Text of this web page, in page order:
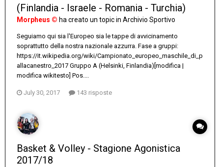
(Finlandia - Israele - Romania - Turchia)
Morpheus © ha creato un topic in Archivio Sportivo
Seguiamo qui sia l'Europeo sia le tappe di avvicinamento
soprattutto della nostra nazionale azzurra. Fase a gruppi:
https://it.wikipedia.org/wiki/Campionato_europeo_maschile_di_p
allacanestro_2017 Gruppo A (Helsinki, Finlandia)[modifica |
modifica wikitesto] Pos....
July 30, 2017 143 risposte
Basket & Volley - Stagione Agonistica
2017/18